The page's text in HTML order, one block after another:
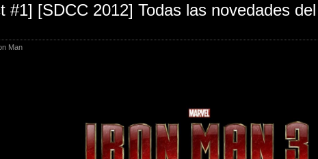
#1] [SDCC 2012] Todas las novedades
Man